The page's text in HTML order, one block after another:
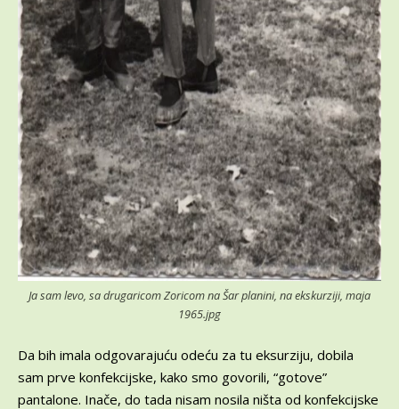
Ja sam levo, sa drugaricom Zoricom na Šar planini, na ekskurziji, maja
1965.jpg
Da bih imala odgovarajuću odeću za tu eksurziju, dobila
sam prve konfekcijske, kako smo govorili, “gotove”
pantalone. Inače, do tada nisam nosila ništa od konfekcijske